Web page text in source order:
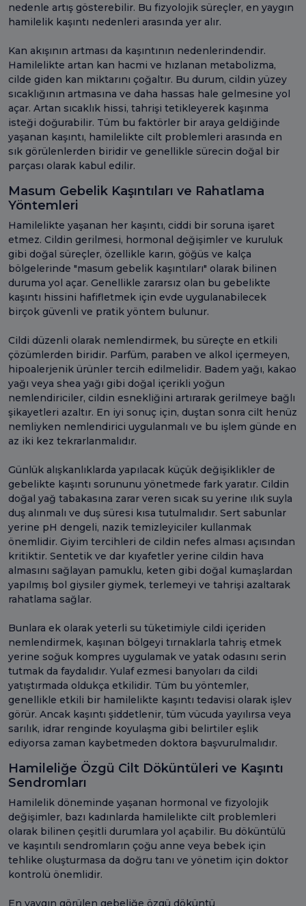
nedenle artış gösterebilir. Bu fizyolojik süreçler, en yaygın
hamilelik kaşıntı nedenleri arasında yer alır.
Kan akışının artması da kaşıntının nedenlerindendir.
Hamilelikte artan kan hacmi ve hızlanan metabolizma,
cilde giden kan miktarını çoğaltır. Bu durum, cildin yüzey
sıcaklığının artmasına ve daha hassas hale gelmesine yol
açar. Artan sıcaklık hissi, tahrişi tetikleyerek kaşınma
isteği doğurabilir. Tüm bu faktörler bir araya geldiğinde
yaşanan kaşıntı, hamilelikte cilt problemleri arasında en
sık görülenlerden biridir ve genellikle sürecin doğal bir
parçası olarak kabul edilir.
Masum Gebelik Kaşıntıları ve Rahatlama
Yöntemleri
Hamilelikte yaşanan her kaşıntı, ciddi bir soruna işaret
etmez. Cildin gerilmesi, hormonal değişimler ve kuruluk
gibi doğal süreçler, özellikle karın, göğüs ve kalça
bölgelerinde "masum gebelik kaşıntıları" olarak bilinen
duruma yol açar. Genellikle zararsız olan bu gebelikte
kaşıntı hissini hafifletmek için evde uygulanabilecek
birçok güvenli ve pratik yöntem bulunur.
Cildi düzenli olarak nemlendirmek, bu süreçte en etkili
çözümlerden biridir. Parfüm, paraben ve alkol içermeyen,
hipoalerjenik ürünler tercih edilmelidir. Badem yağı, kakao
yağı veya shea yağı gibi doğal içerikli yoğun
nemlendiriciler, cildin esnekliğini artırarak gerilmeye bağlı
şikayetleri azaltır. En iyi sonuç için, duştan sonra cilt henüz
nemliyken nemlendirici uygulanmalı ve bu işlem günde en
az iki kez tekrarlanmalıdır.
Günlük alışkanlıklarda yapılacak küçük değişiklikler de
gebelikte kaşıntı sorununu yönetmede fark yaratır. Cildin
doğal yağ tabakasına zarar veren sıcak su yerine ılık suyla
duş alınmalı ve duş süresi kısa tutulmalıdır. Sert sabunlar
yerine pH dengeli, nazik temizleyiciler kullanmak
önemlidir. Giyim tercihleri de cildin nefes alması açısından
kritiktir. Sentetik ve dar kıyafetler yerine cildin hava
almasını sağlayan pamuklu, keten gibi doğal kumaşlardan
yapılmış bol giysiler giymek, terlemeyi ve tahrişi azaltarak
rahatlama sağlar.
Bunlara ek olarak yeterli su tüketimiyle cildi içeriden
nemlendirmek, kaşınan bölgeyi tırnaklarla tahriş etmek
yerine soğuk kompres uygulamak ve yatak odasını serin
tutmak da faydalıdır. Yulaf ezmesi banyoları da cildi
yatıştırmada oldukça etkilidir. Tüm bu yöntemler,
genellikle etkili bir hamilelikte kaşıntı tedavisi olarak işlev
görür. Ancak kaşıntı şiddetlenir, tüm vücuda yayılırsa veya
sarılık, idrar renginde koyulaşma gibi belirtiler eşlik
ediyorsa zaman kaybetmeden doktora başvurulmalıdır.
Hamileliğe Özgü Cilt Döküntüleri ve Kaşıntı
Sendromları
Hamilelik döneminde yaşanan hormonal ve fizyolojik
değişimler, bazı kadınlarda hamilelikte cilt problemleri
olarak bilinen çeşitli durumlara yol açabilir. Bu döküntülü
ve kaşıntılı sendromların çoğu anne veya bebek için
tehlike oluşturmasa da doğru tanı ve yönetim için doktor
kontrolü önemlidir.
En yaygın görülen gebeliğe özgü döküntü